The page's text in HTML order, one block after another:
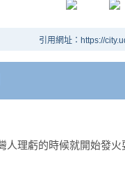
引用網址：https://
人理虧的時候就開始發火